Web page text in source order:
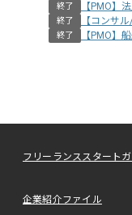
終了 【PMO】
終了 【コンサ
終了 【PMO】
フリーランススタート
企業紹介ファイル